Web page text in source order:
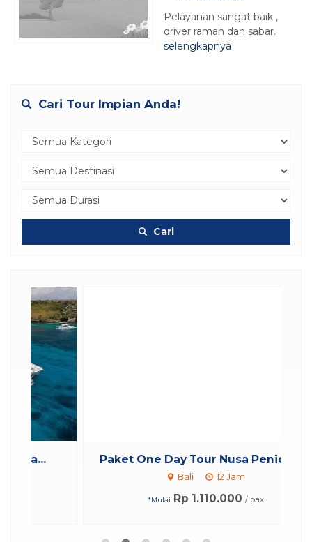
Pelayanan sangat baik ,
driver ramah dan sabar.
selengkapnya
Cari Tour Impian Anda!
Cari
Paket One Day Tour Nusa Penida K...
12 Jam
Rp 1.110.000 / pax